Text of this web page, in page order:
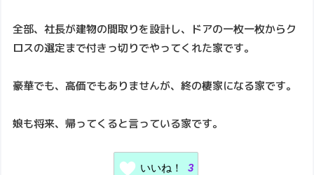
全部、社長が建物の間取りを設計し、ドアの一枚一枚からク
ロスの選定まで付きっ切りでやってくれた家です。
豪華でも、高価でもありませんが、終の棲家になる家です。
娘も将来、帰ってくると言っている家です。
いいね！ 3